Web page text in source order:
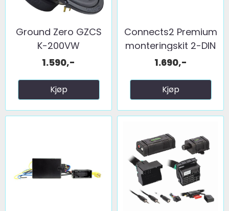
Ground Zero GZCS
K-200VW
1.590,-
Kjøp
Connects2 Premium
monteringskit 2-DIN
...
1.690,-
Kjøp